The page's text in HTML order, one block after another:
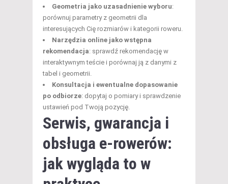
Geometria jako uzasadnienie wyboru:
porównuj parametry z geometrii dla
interesujących Cię rozmiarów i kategorii roweru.
Narzędzia online jako wstępna
rekomendacja: sprawdź rekomendację w
interaktywnym teście i porównaj ją z danymi z
tabel i geometrii.
Konsultacja i ewentualne dopasowanie
po odbiorze: dopytaj o pomiary i sprawdzenie
ustawień pod Twoją pozycję.
Serwis, gwarancja i
obsługa e-rowerów:
jak wygląda to w